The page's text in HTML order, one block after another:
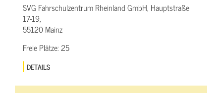
SVG Fahrschulzentrum Rheinland GmbH, Hauptstraße
17-19,
55120 Mainz
Freie Plätze:25
DETAILS